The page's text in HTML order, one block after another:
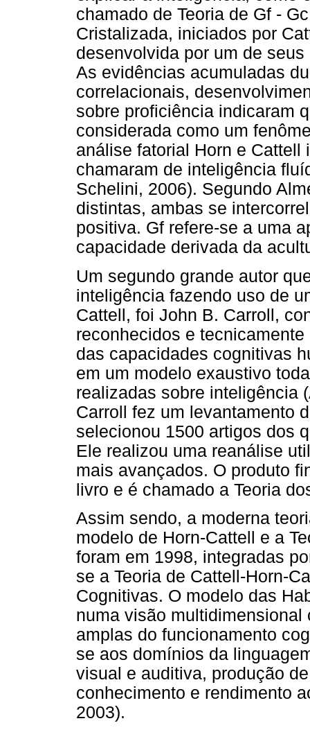
chamado de Teoria de Gf -
Cristalizada, iniciados por
desenvolvida por um de
As evidências acumuladas
correlacionais,
sobre proficiência indicaram
considerada como um
análise fatorial Horn e
chamaram de inteligência
Schelini, 2006). Segundo
distintas, ambas se
positiva. Gf refere-se a uma
capacidade derivada da
Um segundo grande autor
inteligência fazendo uso de
Cattell, foi John B. Carroll,
reconhecidos e
das capacidades cognitivas
em um modelo exaustivo
realizadas sobre inteligência
Carroll fez um levantamento
selecionou 1500 artigos dos
Ele realizou uma reanálise
mais avançados. O produto
livro e é chamado a Teoria
Assim sendo, a moderna
modelo de Horn-Cattell e a
foram em 1998, integradas
se a Teoria de Cattell-Horn-
Cognitivas. O modelo das
numa visão
amplas do funcionamento
se aos domínios da
visual e auditiva, produção
conhecimento e rendimento
2003).